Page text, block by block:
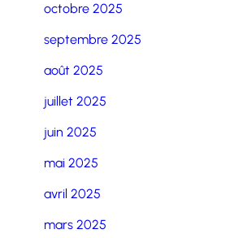
octobre 2025
septembre 2025
août 2025
juillet 2025
juin 2025
mai 2025
avril 2025
mars 2025